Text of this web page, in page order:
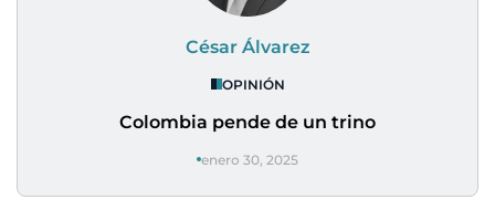
César Álvarez
OPINIÓN
Colombia pende de un trino
enero 30, 2025